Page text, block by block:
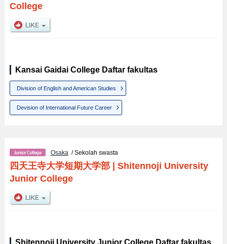
College
Kansai Gaidai College Daftar fakultas
Division of English and American Studies
Devision of International Future Career
Osaka/ Sekolah swasta
四天王寺大学短期大学部| Shitennoji University
Junior College
Shitennoji University Junior College Daftar fakultas